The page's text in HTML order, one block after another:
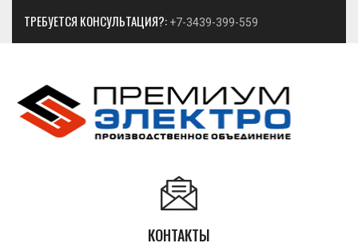
ТРЕБУЕТСЯ КОНСУЛЬТАЦИЯ?: +7-3439-399-559
КОНТАКТЫ